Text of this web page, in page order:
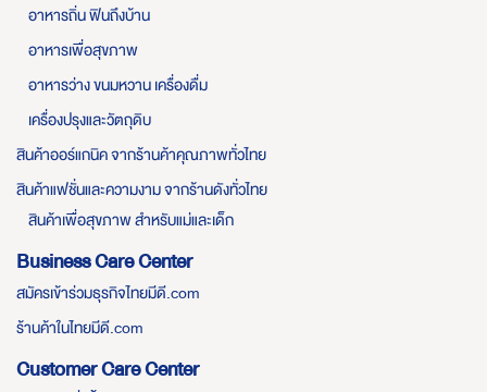
อาหารถิ่น ฟินถึงบ้าน
อาหารเพื่อสุขภาพ
อาหารว่าง ขนมหวาน เครื่องดื่ม
เครื่องปรุงและวัตถุดิบ
สินค้าออร์แกนิค จากร้านค้าคุณภาพทั่วไทย
สินค้าแฟชั่นและความงาม จากร้านดังทั่วไทย
สินค้าเพื่อสุขภาพ สำหรับแม่และเด็ก
Business Care Center
สมัครเข้าร่วมธุรกิจไทยมีดี.com
ร้านค้าในไทยมีดี.com
Customer Care Center